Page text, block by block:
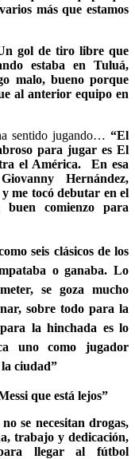
más que estamos
gol de tiro libre que
estaba en Tuluá,
malo, bueno porque
al anterior equipo en
sentido jugando… “El
para jugar es El
el América. En esa
Hernández,
me tocó debutar en el
comienzo para
seis clásicos de los
o ganaba. Lo
se goza mucho
sobre todo para la
la hinchada es lo
uno como jugador
ciudad”
que está lejos”
se necesitan drogas,
trabajo y dedicación,
llegar al fútbol